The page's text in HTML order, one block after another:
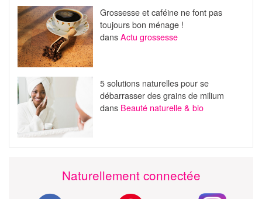
Grossesse et caféine ne font pas
toujours bon ménage !
dansActu grossesse
5 solutions naturelles pour se
débarrasser des grains de milium
dans Beauté naturelle & bio
Naturellement connectée